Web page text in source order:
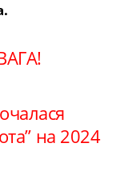
на 2024